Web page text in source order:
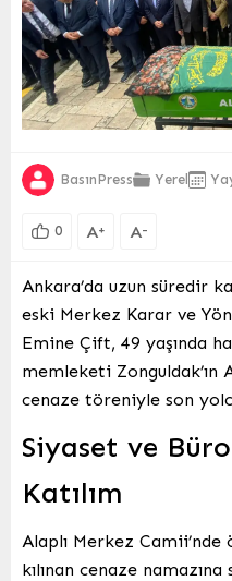
BasınPress Yerel
0 A+ A-
Ankara’da uzun süredir
eski Merkez Karar ve
Emine Çift, 49 yaşında
memleketi Zonguldak’ın
cenaze töreniyle son
Siyaset ve
Katılım
Alaplı Merkez Camii’nde
kılınan cenaze